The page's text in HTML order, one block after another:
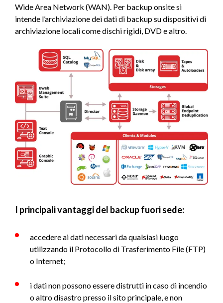
Wide Area Network (WAN). Per backup onsite si
intende l’archiviazione dei dati di backup su dispositivi di
archiviazione locali come dischi rigidi, DVD e altro.
I principali vantaggi del backup fuori sede:
accedere ai dati necessari da qualsiasi luogo
utilizzando il Protocollo di Trasferimento File (FTP)
o Internet;
i dati non possono essere distrutti in caso di incendio
o altro disastro presso il sito principale, e non